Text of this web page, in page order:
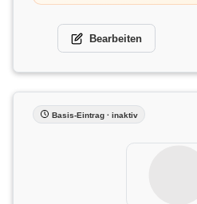
Bearbeiten
Basis-Eintrag · inaktiv